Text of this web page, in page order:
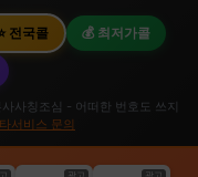
전국콜 💰 최저가콜
사칭조심 - 어떠한 번호도 쓰지
서비스 문의
광고 광고